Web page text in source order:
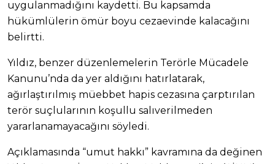
uygulanmadığını kaydetti. Bu kapsamda
hükümlülerin ömür boyu cezaevinde kalacağını
belirtti.
Yıldız, benzer düzenlemelerin Terörle Mücadele
Kanunu’nda da yer aldığını hatırlatarak,
ağırlaştırılmış müebbet hapis cezasına çarptırılan
terör suçlularının koşullu salıverilmeden
yararlanamayacağını söyledi.
Açıklamasında “umut hakkı” kavramına da değinen